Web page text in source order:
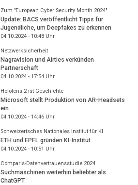
Zum "European Cyber Security Month 2024"
Update: BACS veröffentlicht Tipps für
Jugendliche, um Deepfakes zu erkennen
04.10.2024 - 10:48Uhr
Netzwerksicherheit
Nagravision und Airties verkünden
Partnerschaft
04.10.2024 - 17:54Uhr
Hololens 2 ist Geschichte
Microsoft stellt Produktion von AR-Headsets
ein
04.10.2024 - 14:46Uhr
Schweizerisches Nationales Institut für KI
ETH und EPFL gründen KI-Institut
04.10.2024 - 10:51 Uhr
Comparis-Datenvertrauensstudie 2024
Suchmaschinen weiterhin beliebter als
ChatGPT